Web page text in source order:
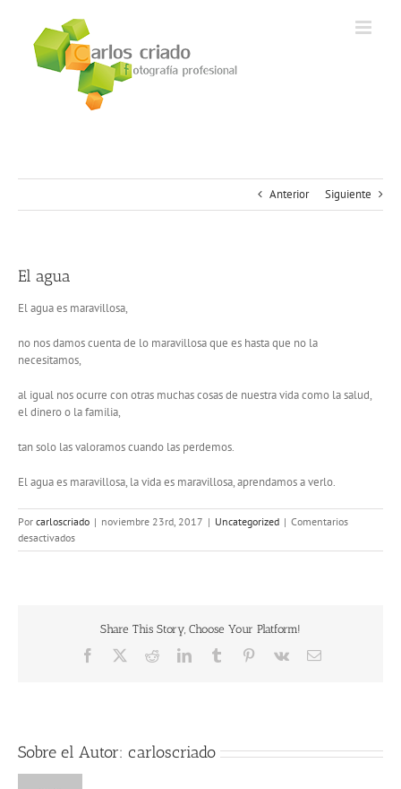
contenido
Anterior Siguiente
El agua
El agua es maravillosa,
no nos damos cuenta de lo maravillosa que es hasta que no la
necesitamos,
al igual nos ocurre con otras muchas cosas de nuestra vida como la salud,
el dinero o la familia,
tan solo las valoramos cuando las perdemos.
El agua es maravillosa, la vida es maravillosa, aprendamos a verlo.
Por carloscriado | noviembre 23rd, 2017 | Uncategorized | Comentarios
desactivadosen
El
Share This Story, Choose Your Platform!
Facebook
TwitterRedditLinkedInTumblr Pinterest
Vk
Correo
Sobre el Autor: carloscriado